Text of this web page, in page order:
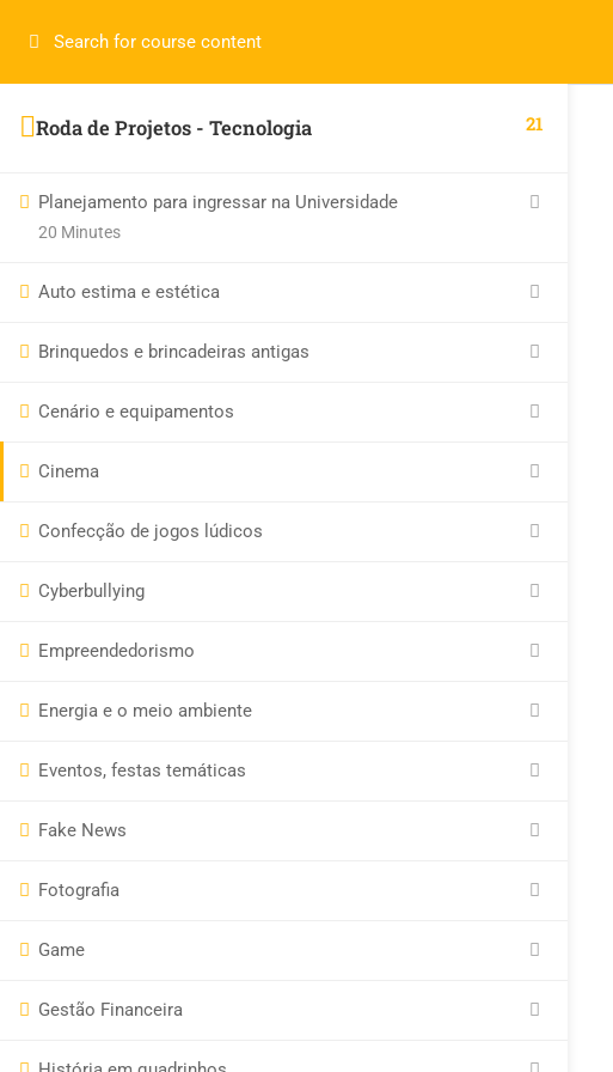
Login
Roda de Projetos - Tecnologia 21
Planejamento para ingressar na Universidade
20 Minutes
Auto estima e estética
Brinquedos e brincadeiras antigas
Cenário e equipamentos
Cinema
Confecção de jogos lúdicos
Cyberbullying
Empreendedorismo
Energia e o meio ambiente
Eventos, festas temáticas
Fake News
Fotografia
Game
Gestão Financeira
Call the modal with data-remodal-id="modal"